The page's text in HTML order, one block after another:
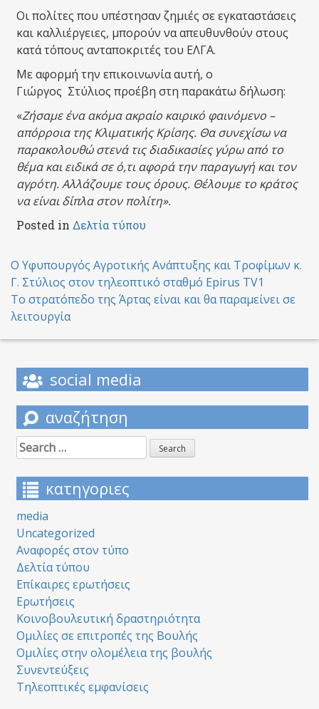
Οι πολίτες που υπέστησαν ζημιές σε εγκαταστάσεις
και καλλιέργειες, μπορούν να απευθυνθούν στους
κατά τόπους ανταποκριτές του ΕΛΓΑ.
Με αφορμή την επικοινωνία αυτή, ο
Γιώργος Στύλιος προέβη στη παρακάτω δήλωση:
«Ζήσαμε ένα ακόμα ακραίο καιρικό φαινόμενο –
απόρροια της Κλιματικής Κρίσης. Θα συνεχίσω να
παρακολουθώ στενά τις διαδικασίες γύρω από το
θέμα και ειδικά σε ό,τι αφορά την παραγωγή και τον
αγρότη. Αλλάζουμε τους όρους. Θέλουμε το κράτος
να είναι δίπλα στον πολίτη».
Posted in Δελτία τύπου
Post
navigation
Ο Υφυπουργός Αγροτικής Ανάπτυξης και Τροφίμων κ.
Γ. Στύλιος στον τηλεοπτικό σταθμό Epirus TV1
Το στρατόπεδο της Άρτας είναι και θα παραμείνει σε
λειτουργία
social media
αναζήτηση
Search
for:
κατηγοριες
media
Uncategorized
Αναφορές στον τύπο
Δελτία τύπου
Επίκαιρες ερωτήσεις
Ερωτήσεις
Κοινοβουλευτική δραστηριότητα
Ομιλίες σε επιτροπές της Βουλής
Ομιλίες στην ολομέλεια της βουλής
Συνεντεύξεις
Τηλεοπτικές εμφανίσεις